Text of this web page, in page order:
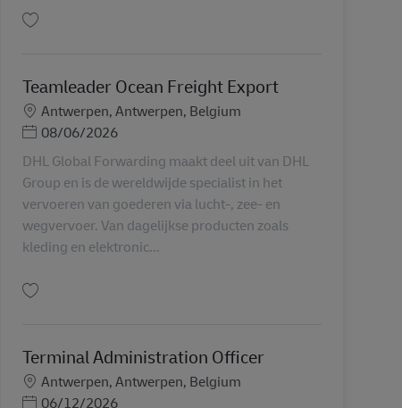
Teamleader Ocean Freight Export
Miesto
Antwerpen, Antwerpen, Belgium
Posted Date
08/06/2026
DHL Global Forwarding maakt deel uit van DHL
Group en is de wereldwijde specialist in het
vervoeren van goederen via lucht-, zee- en
wegvervoer. Van dagelijkse producten zoals
kleding en elektronic...
Terminal Administration Officer
Miesto
Antwerpen, Antwerpen, Belgium
Posted Date
06/12/2026